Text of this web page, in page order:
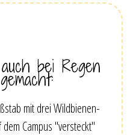
bei Regen
mit drei Wildbienen-
Campus "versteckt"